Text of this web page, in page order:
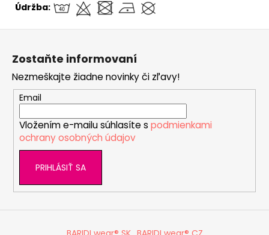
Údržba:
Zostaňte informovaní
Nezmeškajte žiadne novinky či zľavy!
Email
Vložením e-mailu súhlasíte s podmienkami
ochrany osobných údajov
PRIHLÁSIŤ SA